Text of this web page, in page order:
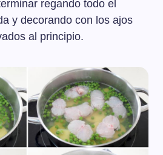
regando todo el
y decorando con los ajos
al principio.